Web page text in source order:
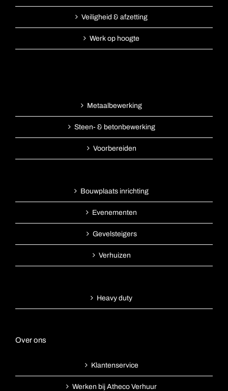
Veiligheid & afzetting
Werk op hoogte
Metaalbewerking
Steen- & betonbewerking
Voorbereiden
Bouwplaats inrichting
Evenementen
Gevelsteigers
Verhuizen
Heavy duty
Over ons
Klantenservice
Werken bij Atheco Verhuur